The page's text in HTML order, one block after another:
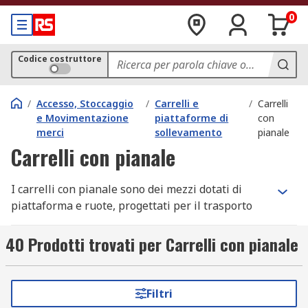
0
Codice costruttore
/ Accesso, Stoccaggio
e Movimentazione
merci
/ Carrelli e
piattaforme di
sollevamento
/ Carrelli
con
pianale
Carrelli con pianale
I carrelli con pianale sono dei mezzi dotati di
piattaforma e ruote, progettati per il trasporto
trasporto manuale risulterebbe pericoloso o
faticoso.
Caratteristiche del carrello con pianale
40 Prodotti trovati per Carrelli con pianale
Filtri